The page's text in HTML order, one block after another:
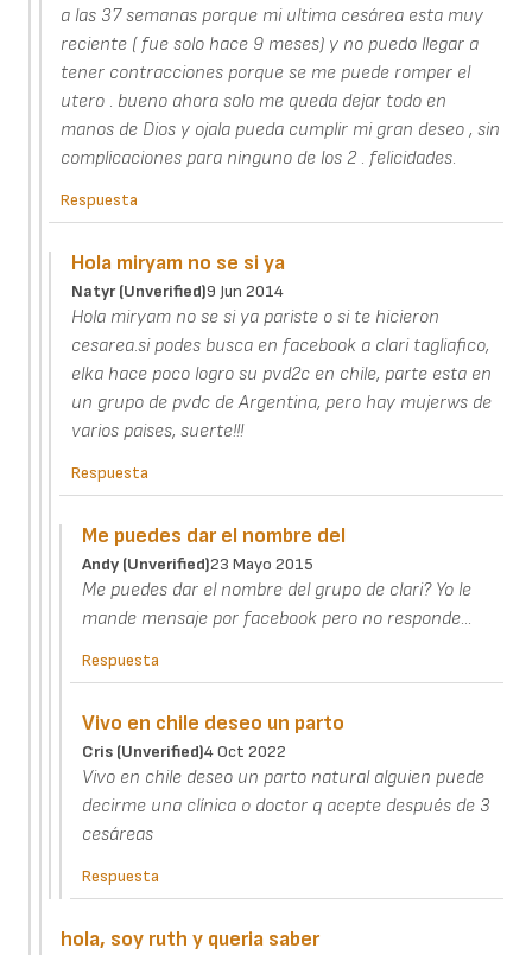
a las 37 semanas porque mi ultima cesárea esta muy
reciente ( fue solo hace 9 meses) y no puedo llegar a
tener contracciones porque se me puede romper el
utero . bueno ahora solo me queda dejar todo en
manos de Dios y ojala pueda cumplir mi gran deseo , sin
complicaciones para ninguno de los 2 . felicidades.
Respuesta
Hola miryam no se si ya
Natyr (unverified)9 Jun 2014
Hola miryam no se si ya pariste o si te hicieron
cesarea.si podes busca en facebook a clari tagliafico,
elka hace poco logro su pvd2c en chile, parte esta en
un grupo de pvdc de Argentina, pero hay mujerws de
varios paises, suerte!!!
Respuesta
Me puedes dar el nombre del
Andy (unverified)23 Mayo 2015
Me puedes dar el nombre del grupo de clari? Yo le
mande mensaje por facebook pero no responde...
Respuesta
Vivo en chile deseo un parto
Cris (unverified)4 Oct 2022
Vivo en chile deseo un parto natural alguien puede
decirme una clínica o doctor q acepte después de 3
cesáreas
Respuesta
hola, soy ruth y queria saber